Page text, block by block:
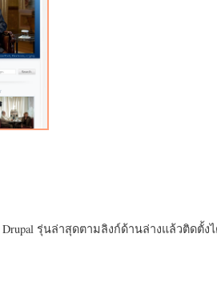
รุ่นล่าสุดตามลิงก์ด้านล่างแล้วติดตั้ง